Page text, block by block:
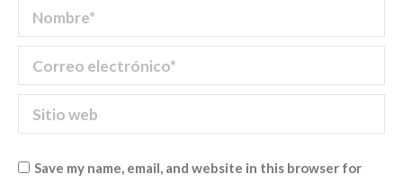
Nombre *
Correo electrónico *
Sitio web
Save my name, email, and website in this browser for